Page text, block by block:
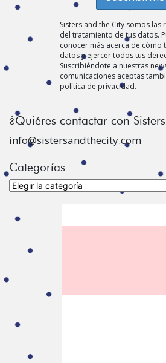
Sisters and the City somos las
del tratamiento de tus datos.
conocer más acerca de cómo
datos y ejercer todos tus
Suscribiéndote a nuestras
comunicaciones aceptas
política de privacidad.
¿Quiéres contactar con
info@sistersandthecity.com
Categorías
Categorías